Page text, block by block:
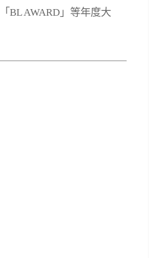
「 BL AWARD 」等年度大